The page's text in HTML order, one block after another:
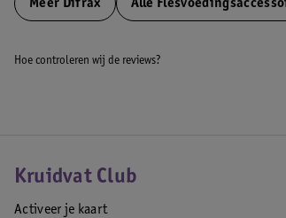
Meer Difrax Alle
Hoe controleren wij de reviews?
Kruidvat Club
Activeer je kaart